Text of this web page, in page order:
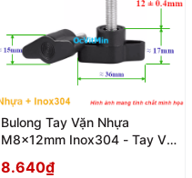
Bulong Tay Vặn Nhựa
M8x12mm Inox304 - Tay Van
8.640₫